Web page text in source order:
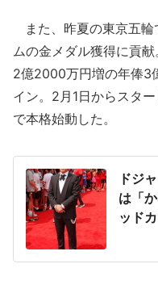
また、昨夏の東京五輪
ムの金メダル獲得に貢献
2億2000万円増の年俸3
イン。2月1日からスタ
で本格始動した。
ドジ
は「
ッド